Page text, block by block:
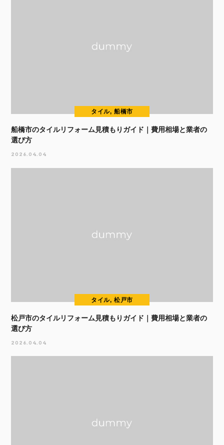
タイル, 船橋市
船橋市のタイルリフォーム見積もりガイド｜費用相場と業者の
選び方
2026.04.04
タイル, 松戸市
松戸市のタイルリフォーム見積もりガイド｜費用相場と業者の
選び方
2026.04.04